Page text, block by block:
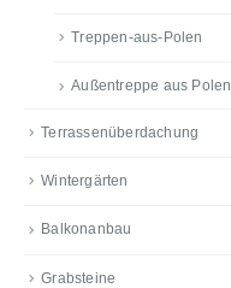
Treppen-aus-Polen
Außentreppe aus Polen
Terrassenüberdachung
Wintergärten
Balkonanbau
Grabsteine